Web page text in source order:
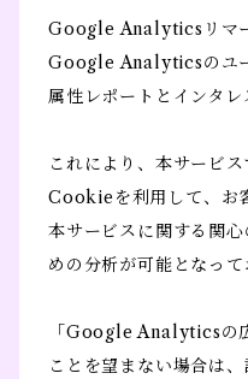
Google Analyticsリマ
Google Analyticsのユ
属性レポートとインタレ
これにより、本サービ
Cookieを利用して、お
本サービスに関する関
めの分析が可能となって
「Google Analyticsの
ことを望まない場合は